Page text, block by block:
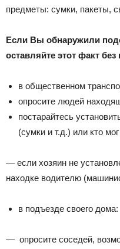
предметы: сумки, пакеты,
Если Вы обнаружили
оставляйте этот факт
в общественном
опросите людей
постарайтесь
(сумки и т.д.) или кто
— если хозяин не
находке водителю
в подъезде своего дома:
— опросите соседей,